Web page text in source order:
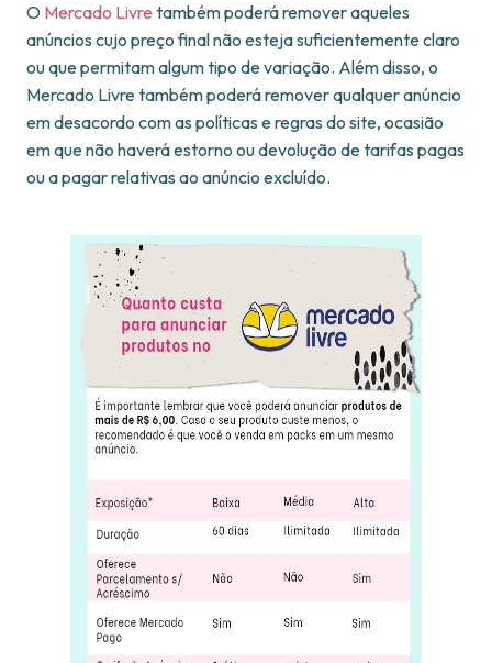
O Mercado Livre também poderá remover aqueles
anúncios cujo preço final não esteja suficientemente claro
ou que permitam algum tipo de variação. Além disso, o
Mercado Livre também poderá remover qualquer anúncio
em desacordo com as políticas e regras do site, ocasião
em que não haverá estorno ou devolução de tarifas pagas
ou a pagar relativas ao anúncio excluído.